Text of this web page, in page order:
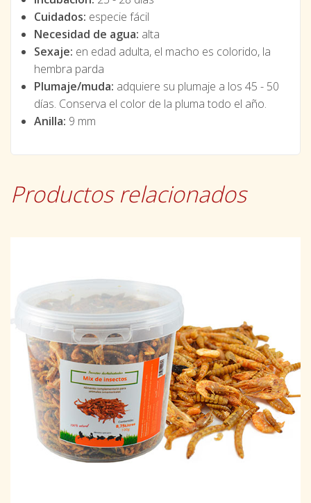
Cuidados: especie fácil
Necesidad de agua: alta
Sexaje: en edad adulta, el macho es colorido, la
hembra parda
Plumaje/muda: adquiere su plumaje a los 45 - 50
días. Conserva el color de la pluma todo el año.
Anilla: 9 mm
Productos relacionados